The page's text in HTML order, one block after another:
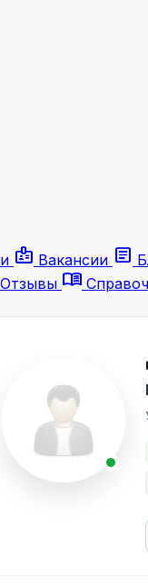
badge Вакансии article
Отзывы menu_book